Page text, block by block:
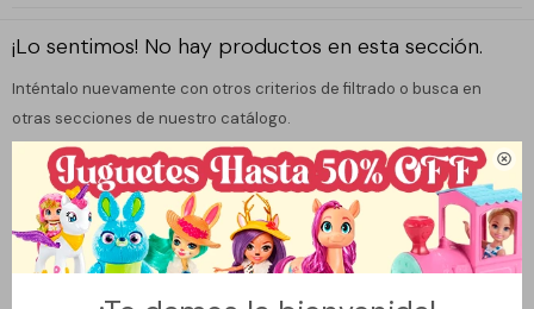

¡Lo sentimos! No hay productos en esta sección.
Inténtalo nuevamente con otros criterios de filtrado o busca en
otras secciones de nuestro catálogo.
Filtrando por: Bebé Caminadores y Andadores Quitar filtros
Te recomendamos quitar: Bebé